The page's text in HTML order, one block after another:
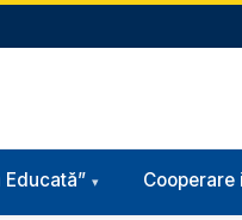
Educată” Cooperare